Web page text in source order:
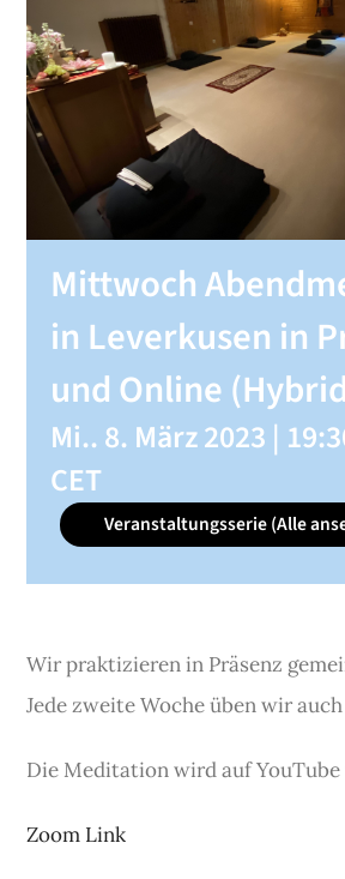
SHOP
KONTAKT
Spenden
Mittwoch
in Leverkusen in
und Online
Mi.. 8. März 2023 |
CET
Veranstaltungsserie(Alle
Wir praktizieren in Präsenz
Jede zweite Woche üben wir
Die Meditation wird auf
Zoom Link